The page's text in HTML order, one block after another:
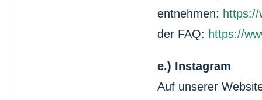
entnehmen:
der FAQ: https://
e.) Instagram
Auf unserer